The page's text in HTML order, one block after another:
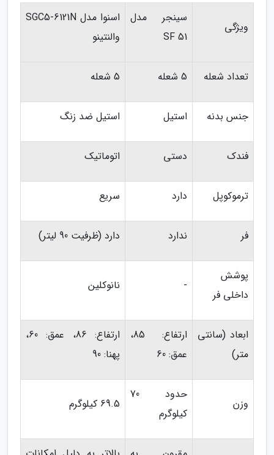
ویژگی
سینجر مدل
SF 51
اسنوا مدل SGC5-6121N
والنتینو
تعداد شعله 5 شعله 5 شعله
جنس بدنه استیل استیل ضد زنگ
فندک دستی اتوماتیک
ترموکوپل دارد سریع
فر ندارد دارد (ظرفیت 90 لیتر)
پوشش
داخلی فر
- نانوکلین
ابعاد (سانتی
متر)
ارتفاع: 85،
عمق: 60
ارتفاع: 86، عمق: 60،
پهنا: 90
وزن
حدود 70
کیلوگرم
69.5 کیلوگرم